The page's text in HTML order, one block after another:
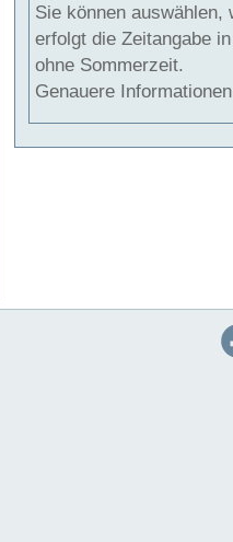
Sie können auswählen,
erfolgt die Zeitangabe
ohne Sommerzeit.
Genauere